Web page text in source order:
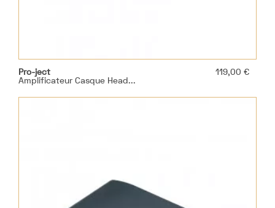
Pro-ject
Amplificateur Casque Head...
Prix
119,00 €